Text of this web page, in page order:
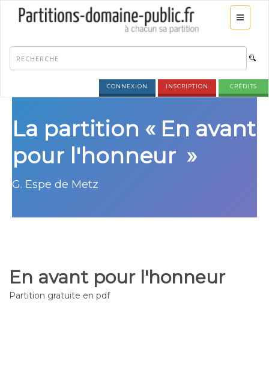
CONNEXION INSCRIPTION CRÉDITS
La partition « En avant
pour l'honneur »
G. Espe de Metz
En avant pour l'honneur
Partition gratuite en pdf